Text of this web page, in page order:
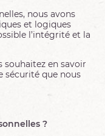
nous avons
et logiques
l’intégrité et la
souhaitez en savoir
sécurité que nous
?